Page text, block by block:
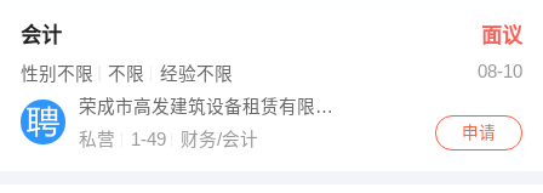
会计 面议
性别不限 不限 经验不限
08-10
荣成市高发建筑设备租赁有限公司
私营
1-49 财务/会计 申请